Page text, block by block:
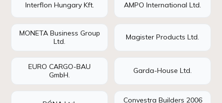
Interflon Hungary Kft. AMPO International Ltd.
MONETA Business Group
Ltd.
Magister Products Ltd.
EURO CARGO-BAU
GmbH.
Garda-House Ltd.
Convestra Builders 2006